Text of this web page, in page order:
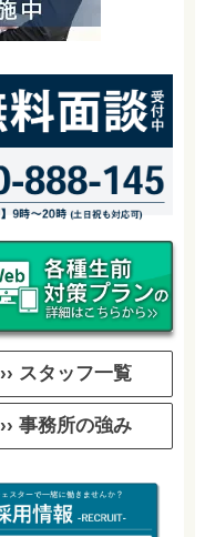
›› スタッフ一覧
›› 事務所の強み